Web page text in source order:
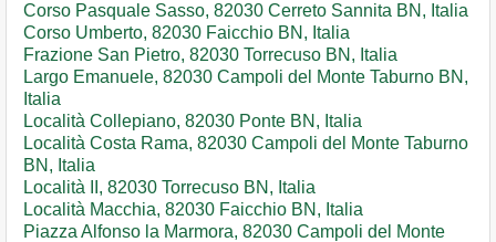
Corso Pasquale Sasso, 82030 Cerreto Sannita BN, Italia
Corso Umberto, 82030 Faicchio BN, Italia
Frazione San Pietro, 82030 Torrecuso BN, Italia
Largo Emanuele, 82030 Campoli del Monte Taburno BN,
Italia
Località Collepiano, 82030 Ponte BN, Italia
Località Costa Rama, 82030 Campoli del Monte Taburno
BN, Italia
Località II, 82030 Torrecuso BN, Italia
Località Macchia, 82030 Faicchio BN, Italia
Piazza Alfonso la Marmora, 82030 Campoli del Monte